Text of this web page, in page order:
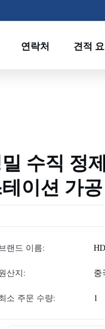
연락처 견적
수직 정
이션 가
랜드 이름: HD
산지: 중
소 주문 수량: 1